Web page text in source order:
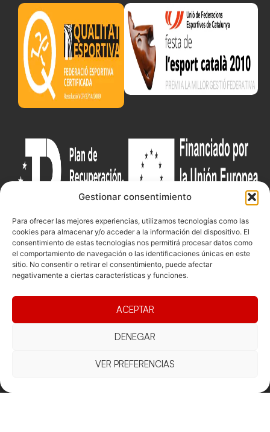
Gestionar consentimiento
Para ofrecer las mejores experiencias, utilizamos tecnologías como las
cookies para almacenar y/o acceder a la información del dispositivo. El
consentimiento de estas tecnologías nos permitirá procesar datos como
el comportamiento de navegación o las identificaciones únicas en este
sitio. No consentir o retirar el consentimiento, puede afectar
negativamente a ciertas características y funciones.
ACEPTAR
DENEGAR
VER PREFERENCIAS
Federació
directiva
Competicions
Competiciones
Competiciones
Vólei neu
Documentacio
Funcionament
Eleccions
Contacte
16, 5ºC,
Barcelona